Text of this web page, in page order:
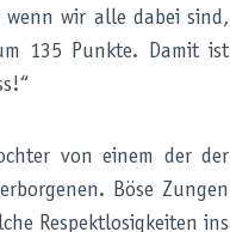
wir alle dabei sind,
135 Punkte. Damit ist
von einem der der
Böse Zungen
Respektlosigkeiten ins